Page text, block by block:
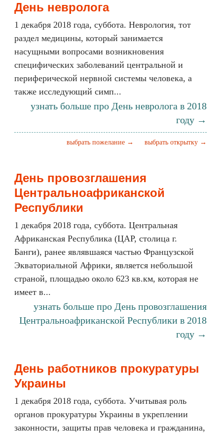
День невролога
1 декабря 2018 года, суббота. Неврология, тот
раздел медицины, который занимается
насущными вопросами возникновения
специфических заболеваний центральной и
периферической нервной системы человека, а
также исследующий симп...
узнать больше про День невролога в 2018
году →
выбрать открытку →
выбрать пожелание →
День провозглашения
Центральноафриканской
Республики
1 декабря 2018 года, суббота. Центральная
Африканская Республика (ЦАР, столица г.
Банги), ранее являвшаяся частью Французской
Экваториальной Африки, является небольшой
страной, площадью около 623 кв.км, которая не
имеет в...
узнать больше про День провозглашения
Центральноафриканской Республики в 2018
году →
День работников прокуратуры
Украины
1 декабря 2018 года, суббота. Учитывая роль
органов прокуратуры Украины в укреплении
законности, защиты прав человека и гражданина,